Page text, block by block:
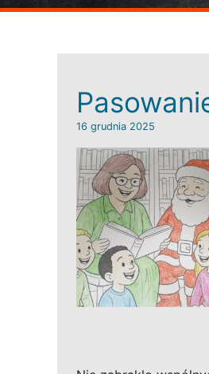
16 grudnia 2025